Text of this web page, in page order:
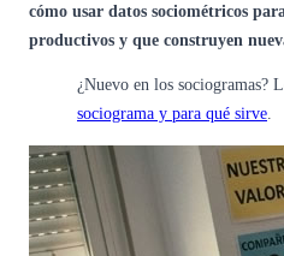
cómo usar datos sociométricos
productivos y que construyen
¿Nuevo en los sociogramas?
sociograma y para qué sirve.